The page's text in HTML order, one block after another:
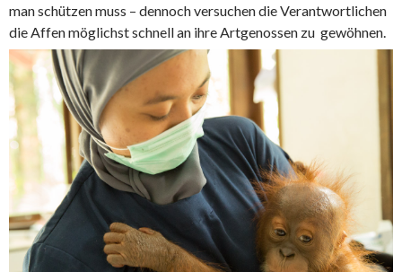
man schützen muss – dennoch versuchen die Verantwortlichen
die Affen möglichst schnell an ihre Artgenossen zu gewöhnen.